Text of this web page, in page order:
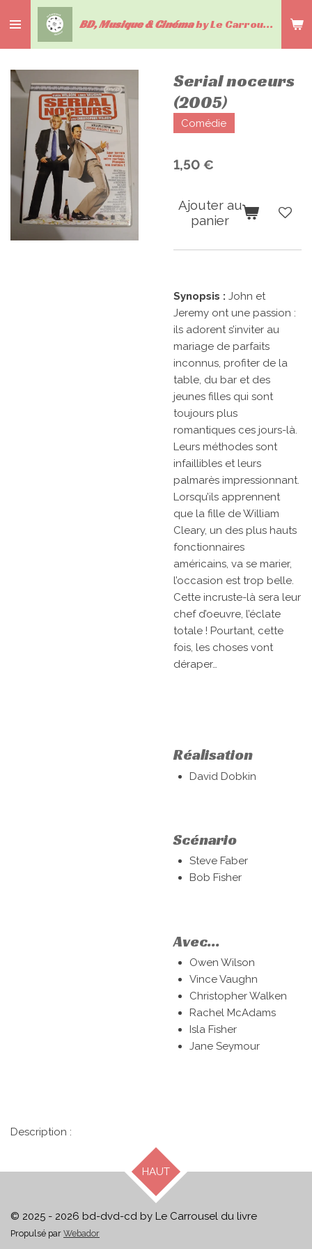
au
contenu
BD, Musique & Cinémaby Le Carrousel du livre
Serial noceurs
(2005)
Comédie
1,50 €
Ajouter au
panier
Synopsis : John et
Jeremy ont une passion :
ils adorent s’inviter au
mariage de parfaits
inconnus, profiter de la
table, du bar et des
jeunes filles qui sont
toujours plus
romantiques ces jours-là.
Leurs méthodes sont
infaillibles et leurs
palmarès impressionnant.
Lorsqu’ils apprennent
que la fille de William
Cleary, un des plus hauts
fonctionnaires
américains, va se marier,
l’occasion est trop belle.
Cette incruste-là sera leur
chef d’oeuvre, l’éclate
totale ! Pourtant, cette
fois, les choses vont
déraper…
Réalisation
David Dobkin
Scénario
Steve Faber
Bob Fisher
Avec...
Owen Wilson
Vince Vaughn
Christopher Walken
Rachel McAdams
Isla Fisher
Jane Seymour
Description :
HAUT
© 2025 - 2026 bd-dvd-cd by Le Carrousel du livre
Propulsé par Webador